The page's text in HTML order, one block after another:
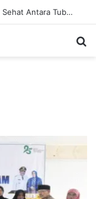
Diet Fleksibel Membangun Hubungan Sehat Antara Tubuh dan Makanan Sehari-hari